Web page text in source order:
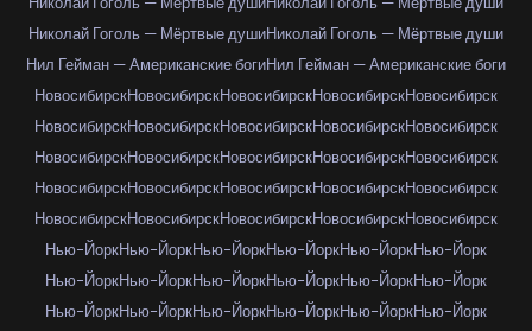
Николай Гоголь — Мёртвые душиНиколай Гоголь — Мёртвые души
Нил Гейман — Американские богиНил Гейман — Американские боги
НовосибирскНовосибирскНовосибирскНовосибирскНовосибирск
НовосибирскНовосибирскНовосибирскНовосибирскНовосибирск
НовосибирскНовосибирскНовосибирскНовосибирскНовосибирск
НовосибирскНовосибирскНовосибирскНовосибирскНовосибирск
НовосибирскНовосибирскНовосибирскНовосибирскНовосибирск
Нью-ЙоркНью-ЙоркНью-ЙоркНью-ЙоркНью-ЙоркНью-Йорк
Нью-ЙоркНью-ЙоркНью-ЙоркНью-ЙоркНью-ЙоркНью-Йорк
Нью-ЙоркНью-ЙоркНью-ЙоркНью-ЙоркНью-ЙоркНью-Йорк